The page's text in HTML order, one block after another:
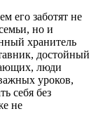
его заботят не
но и
хранитель
достойный
люди
уроков,
себя без
не